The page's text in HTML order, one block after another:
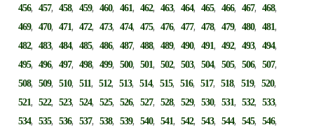
456,457,458,459,460,461,462,463,464,465,466,467,468,
469,470,471,472,473,474,475,476,477,478,479,480,481,
482,483,484,485,486,487,488,489,490,491,492,493,494,
495,496,497,498,499,500,501,502,503,504,505,506,507,
508,509,510,511,512,513,514,515,516,517,518,519,520,
521,522,523,524,525,526,527,528,529,530,531,532,533,
534,535,536,537,538,539,540,541,542,543,544,545,546,